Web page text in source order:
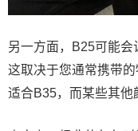
另一方面，B25可能会
这取决于您通常携带
适合B35，而某些其他